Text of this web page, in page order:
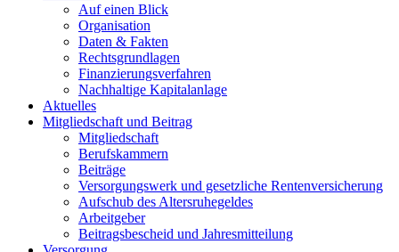
Auf einen Blick
Organisation
Daten & Fakten
Rechtsgrundlagen
Finanzierungsverfahren
Nachhaltige Kapitalanlage
Aktuelles
Mitgliedschaft und Beitrag
Mitgliedschaft
Berufskammern
Beiträge
Versorgungswerk und gesetzliche Rentenversicherung
Aufschub des Altersruhegeldes
Arbeitgeber
Beitragsbescheid und Jahresmitteilung